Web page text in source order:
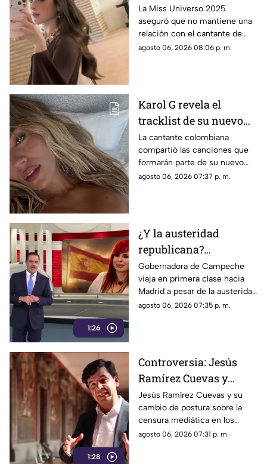
tener un romance con
Natanael Cano
La Miss Universo 2025
aseguró que no mantiene una
relación con el cantante de
corridos tumbados.
agosto 06, 2026 08:06 p. m.
Karol G revela el
tracklist de su nuevo
álbum antes de su
lanzamiento; esta es la
lista completa
La cantante colombiana
compartió las canciones que
formarán parte de su nuevo
material de estudio,
agosto 06, 2026 07:37 p. m.
1:26
¿Y la austeridad
republicana?
Gobernadora Layda
Sansores viaja en
primera clase hacia
Madrid
Gobernadora de Campeche
viaja en primera clase hacia
Madrid a pesar de la austeridad
republicana.
agosto 06, 2026 07:35 p. m.
1:28
Controversia: Jesús
Ramírez Cuevas y
Censura a los Medios
de Comunicación
Jesús Ramírez Cuevas y su
cambio de postura sobre la
censura mediática en los
medios de comunicación.
agosto 06, 2026 07:31 p. m.